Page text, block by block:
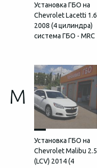
Установка ГБО на
Chevrolet Lacetti 1.6
2008 (4 цилиндра)
система ГБО - MRC
M
Установка ГБО на
Chevrolet Malibu 2.5
(LCV) 2014 (4